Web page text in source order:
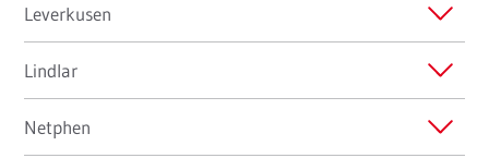
Leverkusen
Lindlar
Netphen